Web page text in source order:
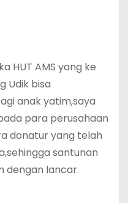
HUT AMS yang ke
Udik bisa
anak yatim,saya
para perusahaan
donatur yang telah
santunan
dengan lancar.